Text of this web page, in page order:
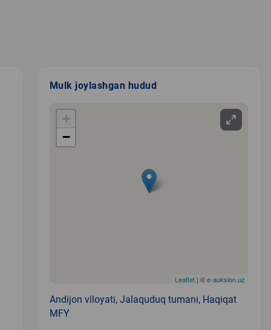
Mulk joylashgan hudud
+
−
Leaflet| ©e-auksion.uz
Andijon viloyati, Jalaquduq tumani, Haqiqat
MFY